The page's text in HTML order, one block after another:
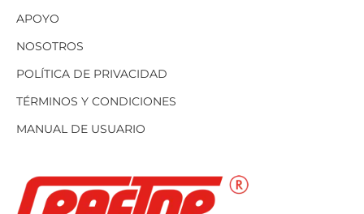
APOYO
NOSOTROS
POLÍTICA DE PRIVACIDAD
TÉRMINOS Y CONDICIONES
MANUAL DE USUARIO